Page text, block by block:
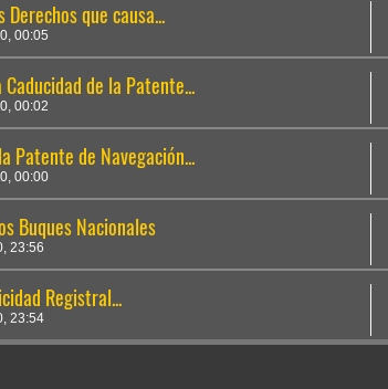
que causa...
00:05
de la Patente...
00:02
Patente de Navegación...
00:00
Buques Nacionales
23:56
Registral...
23:54